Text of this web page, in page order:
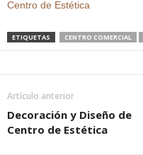
Centro de Estética
ETIQUETAS CENTRO COMERCIAL
Artículo anterior
Decoración y Diseño de
Centro de Estética